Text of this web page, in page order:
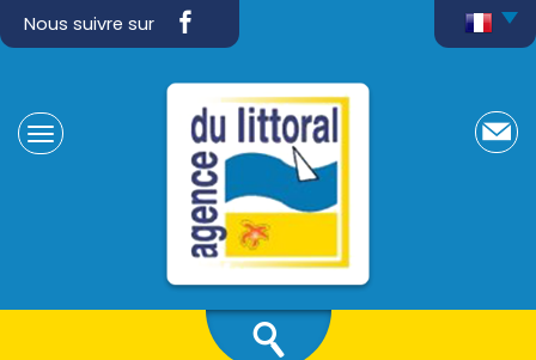
Nous suivre sur